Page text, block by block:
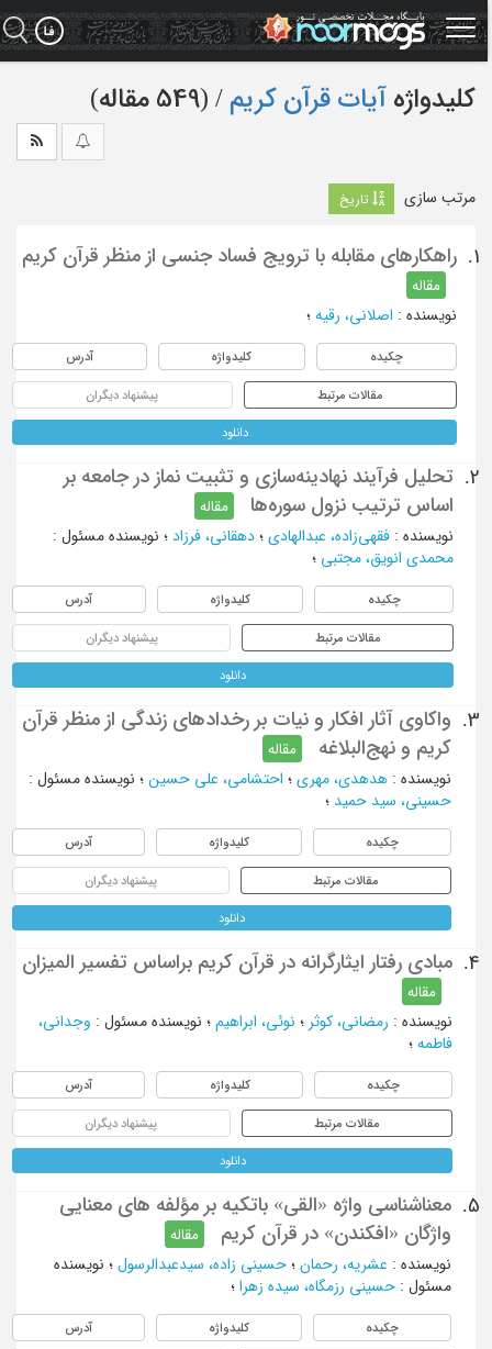
کلیدواژه آیات قرآن کریم ‏/ (549 مقاله)
مرتب سازی تاریخ
1. راهکارهای مقابله با ترویج فساد جنسی از منظر قرآن کریم
مقاله
نویسنده: اصلاني، رقيه؛
چکیده کلیدواژه آدرس
مقالات مرتبط پیشنهاد دیگران
دانلود
2.
تحلیل فرآیند نهادینه‌سازی و تثبیت نماز در جامعه بر
اساس ترتیب نزول سوره‌ها
مقاله
نویسنده: فقهی‌زاده، عبدالهادی؛ دهقانی، فرزاد؛ نویسنده مسئول :
محمدی انویق، مجتبی ؛
چکیده کلیدواژه آدرس
مقالات مرتبط پیشنهاد دیگران
دانلود
3.
واکاوی آثار افکار و نیات بر رخدادهای زندگی از منظر قرآن
کریم و نهج‌البلاغه
مقاله
نویسنده: هدهدی، مهری؛ احتشامی، علی حسین؛ نویسنده مسئول :
حسینی، سید حمید؛
چکیده کلیدواژه آدرس
مقالات مرتبط پیشنهاد دیگران
دانلود
4. مبادی رفتار ایثارگرانه در قرآن کریم براساس تفسیر المیزان
مقاله
نویسنده: رمضانی، کوثر؛ نوئی، ابراهیم؛ نویسنده مسئول : وجدانی،
فاطمه؛
چکیده کلیدواژه آدرس
مقالات مرتبط پیشنهاد دیگران
دانلود
5.
معناشناسی واژه «القی» باتکیه بر مؤلفه های معنایی
واژگان «افکندن» در قرآن کریم
مقاله
نویسنده: عشریه، رحمان؛ حسینی زاده، سیدعبدالرسول ؛ نویسنده
مسئول : حسینی رزمگاه، سیده زهرا ؛
چکیده کلیدواژه آدرس